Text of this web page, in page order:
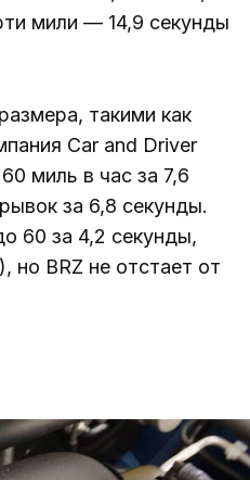
мили — 14,9 секунды
такими как
Car and Driver
миль в час за 7,6
за 6,8 секунды.
60 за 4,2 секунды,
но BRZ не отстает от